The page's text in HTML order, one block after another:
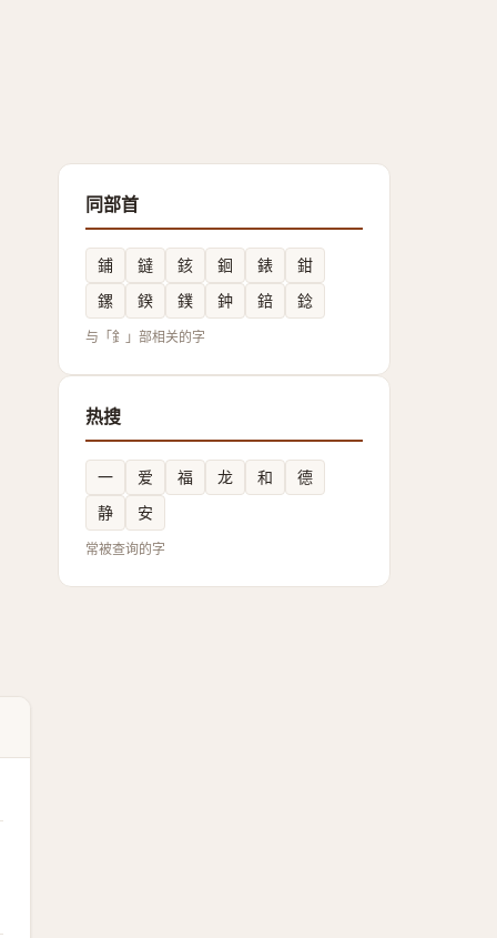
同部首
鋪 鐽 䤤 䤧 錶
鉗
鏍
鍨 鏷 鈡 錇 錜
与「釒」部相关的字
热搜
一 爱 福 龙 和
德
静
安
常被查询的字